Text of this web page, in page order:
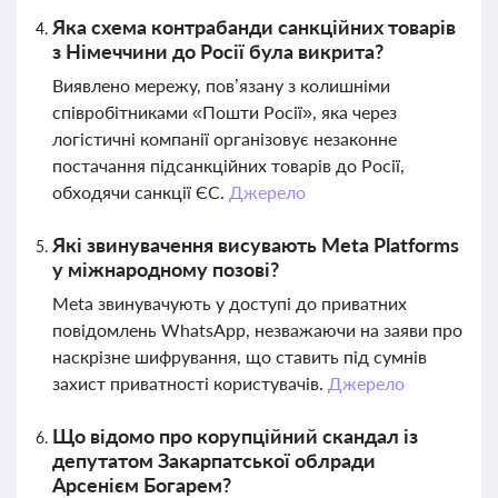
Яка схема контрабанди санкційних товарів
з Німеччини до Росії була викрита?
Виявлено мережу, пов’язану з колишніми
співробітниками «Пошти Росії», яка через
логістичні компанії організовує незаконне
постачання підсанкційних товарів до Росії,
обходячи санкції ЄС. Джерело
Які звинувачення висувають Meta Platforms
у міжнародному позові?
Meta звинувачують у доступі до приватних
повідомлень WhatsApp, незважаючи на заяви про
наскрізне шифрування, що ставить під сумнів
захист приватності користувачів. Джерело
Що відомо про корупційний скандал із
депутатом Закарпатської облради
Арсенієм Богарем?